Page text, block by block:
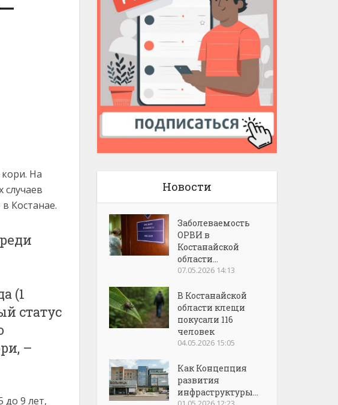
На
Костанае.
(1
статус
–
до 9 лет,
Новости
Заболеваемость
ОРВИ в
Костанайской
области...
07.05.2026 14:13
В Костанайской
области клещи
покусали 116
человек
04.05.2026 15:05
Как Концепция
развития
инфраструктуры...